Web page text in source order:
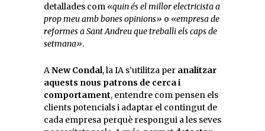
detallades com «quin és el millor electricista a
prop meu amb bones opinions» o «empresa de
reformes a Sant Andreu que treballi els caps de
setmana».
ANew Condal, la IA s’utilitza per analitzar
aquests nous patrons de cerca i
comportament, entendre com pensen els
clients potencials i adaptar el contingut de
cada empresa perquè respongui a les seves